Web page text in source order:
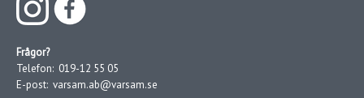
Frågor?
Telefon: 019-12 55 05
E-post: varsam.ab@varsam.se